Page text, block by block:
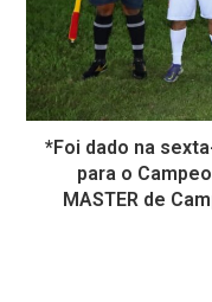
*Foi dado na
para o
MASTER de